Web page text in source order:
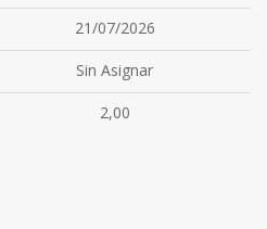
21/07/2026
Sin Asignar
2,00